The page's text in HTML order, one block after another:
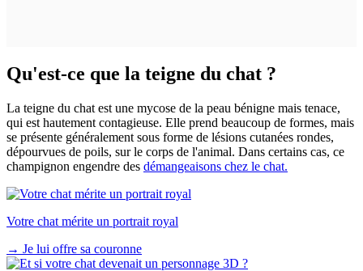
Qu'est-ce que la teigne du chat ?
La teigne du chat est une mycose de la peau bénigne mais tenace,
qui est hautement contagieuse. Elle prend beaucoup de formes, mais
se présente généralement sous forme de lésions cutanées rondes,
dépourvues de poils, sur le corps de l'animal. Dans certains cas, ce
champignon engendre des démangeaisons chez le chat.
Votre chat mérite un portrait royal
→ Je lui offre sa couronne